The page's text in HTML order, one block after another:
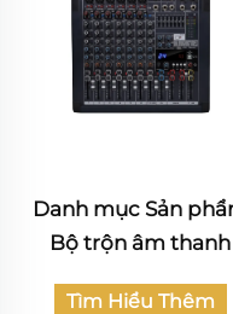
danh mục Âm
Chuyên nghiệp 12"
Tìm Hiểu Thêm